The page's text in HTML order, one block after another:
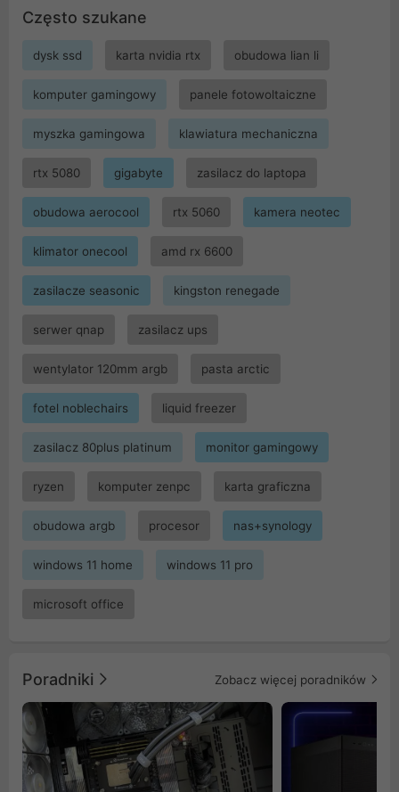
Często szukane
dysk ssd karta nvidia rtx obudowa lian li
komputer gamingowy panele fotowoltaiczne
myszka gamingowa klawiatura mechaniczna
rtx 5080 gigabyte zasilacz do laptopa
obudowa aerocool rtx 5060 kamera neotec
klimator onecool amd rx 6600
zasilacze seasonic kingston renegade
serwer qnap zasilacz ups
wentylator 120mm argb pasta arctic
fotel noblechairs liquid freezer
zasilacz 80plus platinum monitor gamingowy
ryzen komputer zenpc karta graficzna
obudowa argb procesor nas+synology
windows 11 home windows 11 pro
microsoft office
Poradniki Zobacz więcej poradników